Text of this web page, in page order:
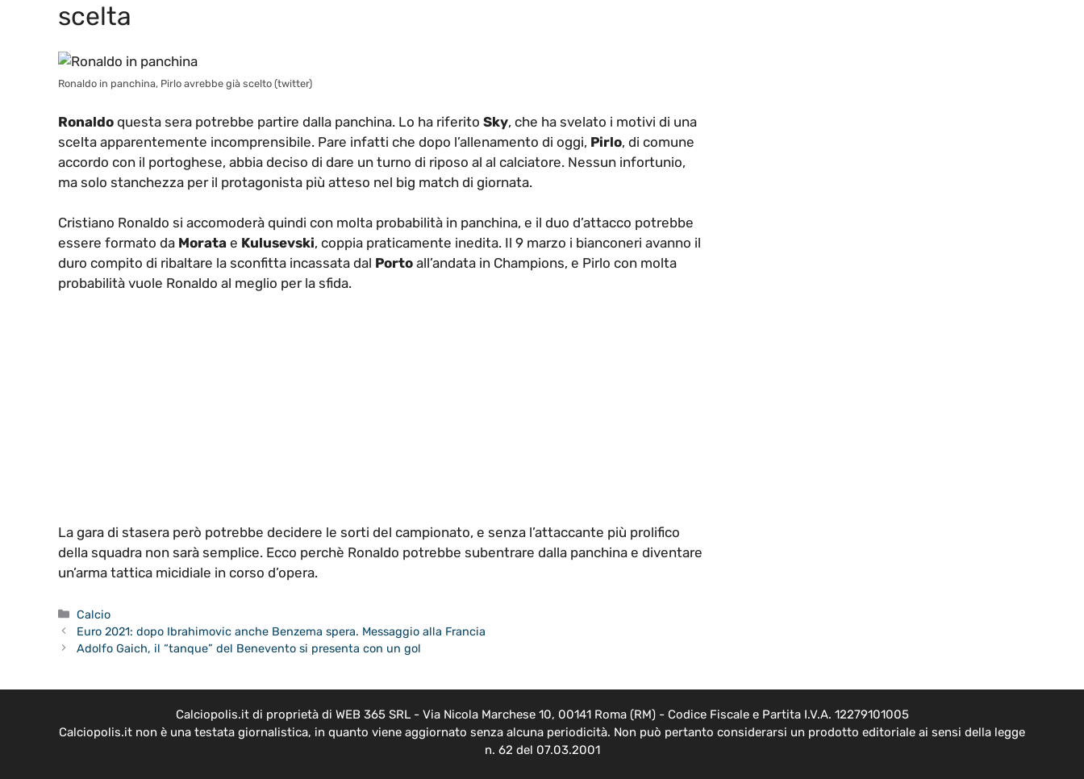
scelta
Ronaldo in panchina, Pirlo avrebbe già scelto (twitter)
Ronaldo questa sera potrebbe partire dalla panchina. Lo ha riferito Sky, che ha svelato i motivi di una
scelta apparentemente incomprensibile. Pare infatti che dopo l’allenamento di oggi, Pirlo, di comune
accordo con il portoghese, abbia deciso di dare un turno di riposo al al calciatore. Nessun infortunio,
ma solo stanchezza per il protagonista più atteso nel big match di giornata.
Cristiano Ronaldo si accomoderà quindi con molta probabilità in panchina, e il duo d’attacco potrebbe
essere formato da Morata e Kulusevski, coppia praticamente inedita. Il 9 marzo i bianconeri avanno il
duro compito di ribaltare la sconfitta incassata dal Porto all’andata in Champions, e Pirlo con molta
probabilità vuole Ronaldo al meglio per la sfida.
La gara di stasera però potrebbe decidere le sorti del campionato, e senza l’attaccante più prolifico
della squadra non sarà semplice. Ecco perchè Ronaldo potrebbe subentrare dalla panchina e diventare
un’arma tattica micidiale in corso d’opera.
Categorie
Calcio
Euro 2021: dopo Ibrahimovic anche Benzema spera. Messaggio alla Francia
Adolfo Gaich, il “tanque” del Benevento si presenta con un gol
Calciopolis.it di proprietà di WEB 365 SRL - Via Nicola Marchese 10, 00141 Roma (RM) - Codice Fiscale e Partita I.V.A. 12279101005
Calciopolis.it non è una testata giornalistica, in quanto viene aggiornato senza alcuna periodicità. Non può pertanto considerarsi un prodotto editoriale ai sensi della legge
n. 62 del 07.03.2001